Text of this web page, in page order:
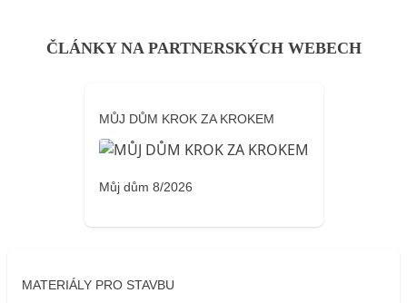
ČLÁNKY NA PARTNERSKÝCH WEBECH
MŮJ DŮM KROK ZA KROKEM
Můj dům 8/2026
MATERIÁLY PRO STAVBU